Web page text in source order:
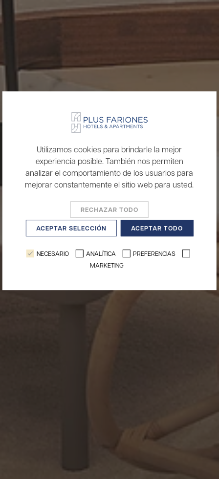
Utilizamos cookies para brindarle la mejor
experiencia posible. También nos permiten
analizar el comportamiento de los usuarios para
mejorar constantemente el sitio web para usted.
RECHAZAR TODO
ACEPTAR SELECCIÓN ACEPTAR TODO
NECESARIO ANALÍTICA
PREFERENCIAS
MARKETING